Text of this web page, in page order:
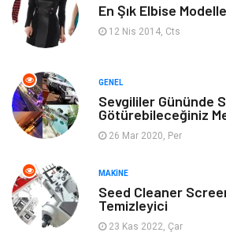
Ev Dekorasyon
Anne & Çocuk Genel
Ev İşleri
Gençlik & Eğlence
Mobilya
En Şık Elbise
12 Nis 2014, Cts
GENEL
Sevgililer Gününde
Götürebileceğiniz
26 Mar 2020, Per
MAKINE
Seed Cleaner
Temizleyici
23 Kas 2022, Çar